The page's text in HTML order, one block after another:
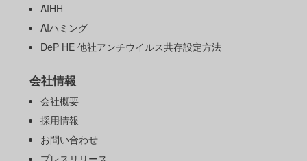
AIHH
AIハミング
DeP HE 他社アンチウイルス共存設定方法
会社情報
会社概要
採用情報
お問い合わせ
プレスリリース